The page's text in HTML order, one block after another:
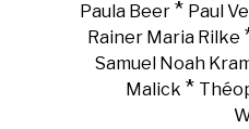
Paula Beer* Paul
Rainer Maria Rilke
Samuel Noah
Malick *